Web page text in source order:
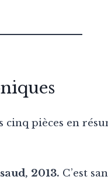
pièces en
2013. C’est